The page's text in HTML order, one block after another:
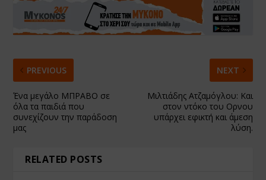
PREVIOUS
Ένα μεγάλο ΜΠΡΑΒΟ σε
όλα τα παιδιά που
συνεχίζουν την παράδοση
μας
NEXT
Μιλτιάδης Ατζαμόγλου: Και
στον ντόκο του Ορνου
υπάρχει εφικτή και άμεση
λύση.
RELATED POSTS